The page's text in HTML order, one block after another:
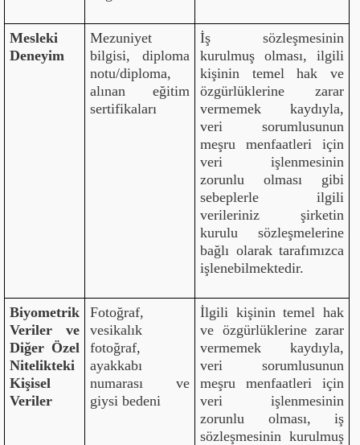
Mesleki
Deneyim
Mezuniyet
bilgisi, diploma
notu/diploma,
alınan eğitim
sertifikaları
İş sözleşmesinin
kurulmuş olması, ilgili
kişinin temel hak ve
özgürlüklerine zarar
vermemek kaydıyla,
veri sorumlusunun
meşru menfaatleri için
veri işlenmesinin
zorunlu olması gibi
sebeplerle ilgili
verileriniz şirketin
kurulu sözleşmelerine
bağlı olarak tarafımızca
işlenebilmektedir.
Biyometrik
Veriler ve
Diğer Özel
Nitelikteki
Kişisel
Veriler
Fotoğraf,
vesikalık
fotoğraf,
ayakkabı
numarası ve
giysi bedeni
İlgili kişinin temel hak
ve özgürlüklerine zarar
vermemek kaydıyla,
veri sorumlusunun
meşru menfaatleri için
veri işlenmesinin
zorunlu olması, iş
sözleşmesinin kurulmuş